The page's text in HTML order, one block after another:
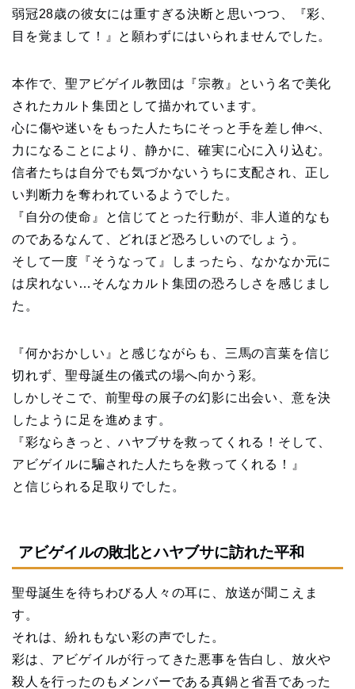
弱冠28歳の彼女には重すぎる決断と思いつつ、『彩、
目を覚まして！』と願わずにはいられませんでした。
本作で、聖アビゲイル教団は『宗教』という名で美化
されたカルト集団として描かれています。
心に傷や迷いをもった人たちにそっと手を差し伸べ、
力になることにより、静かに、確実に心に入り込む。
信者たちは自分でも気づかないうちに支配され、正し
い判断力を奪われているようでした。
『自分の使命』と信じてとった行動が、非人道的なも
のであるなんて、どれほど恐ろしいのでしょう。
そして一度『そうなって』しまったら、なかなか元に
は戻れない…そんなカルト集団の恐ろしさを感じまし
た。
『何かおかしい』と感じながらも、三馬の言葉を信じ
切れず、聖母誕生の儀式の場へ向かう彩。
しかしそこで、前聖母の展子の幻影に出会い、意を決
したように足を進めます。
『彩ならきっと、ハヤブサを救ってくれる！そして、
アビゲイルに騙された人たちを救ってくれる！』
と信じられる足取りでした。
アビゲイルの敗北とハヤブサに訪れた平和
聖母誕生を待ちわびる人々の耳に、放送が聞こえま
す。
それは、紛れもない彩の声でした。
彩は、アビゲイルが行ってきた悪事を告白し、放火や
殺人を行ったのもメンバーである真鍋と省吾であった